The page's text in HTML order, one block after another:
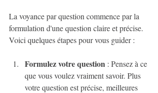
La voyance par question commence par la
formulation d'une question claire et précise.
Voici quelques étapes pour vous guider :
Formulez votre question : Pensez à ce
que vous voulez vraiment savoir. Plus
votre question est précise, meilleures